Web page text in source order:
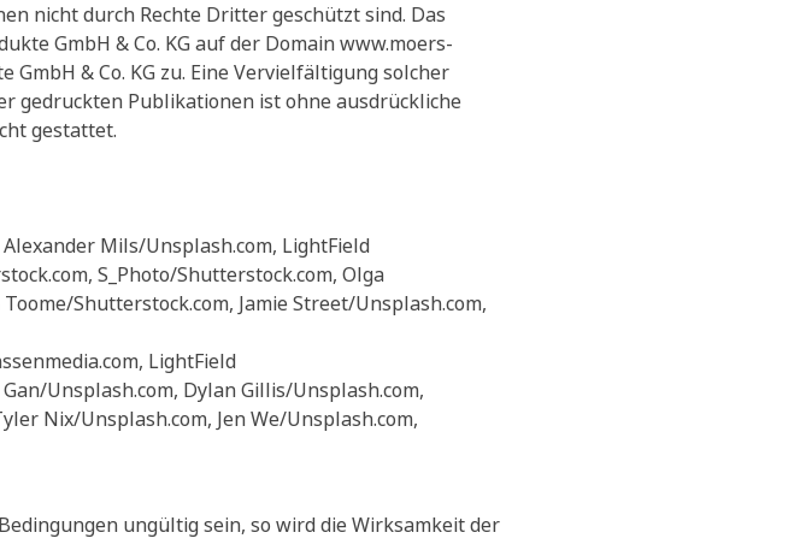
nicht durch Rechte Dritter geschützt sind. Das
GmbH & Co. KG auf der Domain www.moers-
& Co. KG zu. Eine Vervielfältigung solcher
gedruckten Publikationen ist ohne ausdrückliche
gestattet.
Mils/Unsplash.com, LightField
S_Photo/Shutterstock.com, Olga
Shutterstock.com, Jamie Street/Unsplash.com,
LightField
Unsplash.com, Dylan Gillis/Unsplash.com,
Nix/Unsplash.com, Jen We/Unsplash.com,
ungültig sein, so wird die Wirksamkeit der